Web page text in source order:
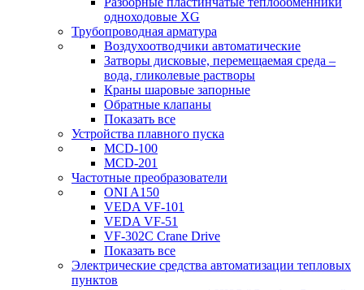
одноходовые ХG
Трубопроводная арматура
Воздухоотводчики автоматические
Затворы дисковые, перемещаемая среда –
вода, гликолевые растворы
Краны шаровые запорные
Обратные клапаны
Показать все
Устройства плавного пуска
MCD-100
MCD-201
Частотные преобразователи
ONI A150
VEDA VF-101
VEDA VF-51
VF-302C Crane Drive
Показать все
Электрические средства автоматизации тепловых
пунктов